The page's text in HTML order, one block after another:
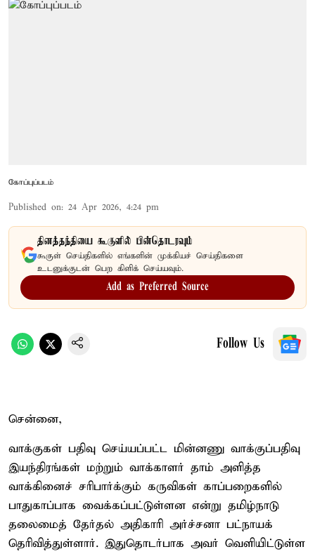
கோப்புப்படம்
Published on: 24 Apr 2026, 4:24 pm
தினத்தந்தியை கூகுளில் பின்தொடரவும்
கூகுள் செய்திகளில் எங்களின் முக்கியச் செய்திகளை
உடனுக்குடன் பெற கிளிக் செய்யவும்.
Add as Preferred Source
Follow Us
சென்னை,
வாக்குகள் பதிவு செய்யப்பட்ட மின்னணு வாக்குப்பதிவு
இயந்திரங்கள் மற்றும் வாக்காளர் தாம் அளித்த
வாக்கினைச் சரிபார்க்கும் கருவிகள் காப்பறைகளில்
பாதுகாப்பாக வைக்கப்பட்டுள்ளன என்று தமிழ்நாடு
தலைமைத் தேர்தல் அதிகாரி அர்ச்சனா பட்நாயக்
தெரிவித்துள்ளார். இதுதொடர்பாக அவர் வெளியிட்டுள்ள